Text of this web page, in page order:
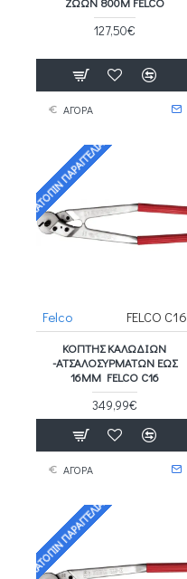
127,50€
ΑΓΟΡΑ
ΚΑΤΌΠΙΝ ΠΑΡΑΓΓΕΛΊΑΣ
Felco FELCO C16
ΚΌΠΤΗΣ ΚΑΛΩΔΊΩΝ
-ΑΤΣΑΛΟΣΥΡΜΆΤΩΝ ΈΩΣ
16MM FELCO C16
349,99€
ΑΓΟΡΑ
ΚΑΤΌΠΙΝ ΠΑΡΑΓΓΕΛΊΑΣ